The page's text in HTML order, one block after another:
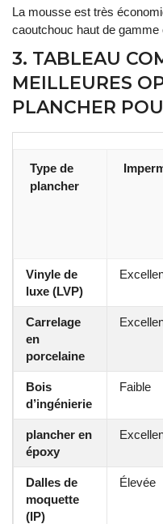
La mousse est très
caoutchouc haut de gamme
3. TABLEAU
MEILLEURES
PLANCHER
Type de
plancher
Vinyle de
luxe (LVP)
Carrelage
en
porcelaine
Bois
d’ingénierie
Faible
plancher en
époxy
Dalles de
moquette
(IP)
Élevée